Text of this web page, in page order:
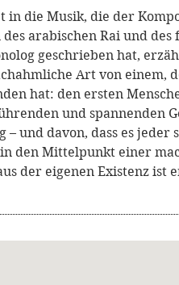
in die Musik, die der
arabischen Rai und
geschrieben hat,
Art von einem,
hat: den ersten
und spannenden
– und davon, dass es jeder
den Mittelpunkt einer
der eigenen Existenz ist